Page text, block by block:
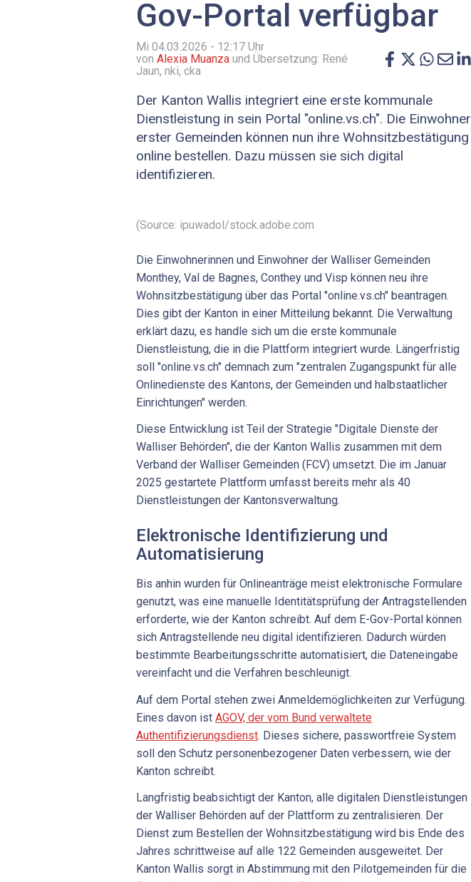
Gov-Portal verfügbar
Mi 04.03.2026 - 12:17 Uhr
von Alexia Muanza und Übersetzung: René
Jaun, nki, cka
Der Kanton Wallis integriert eine erste kommunale
Dienstleistung in sein Portal "online.vs.ch". Die Einwohner
erster Gemeinden können nun ihre Wohnsitzbestätigung
online bestellen. Dazu müssen sie sich digital
identifizieren.
(Source: ipuwadol/stock.adobe.com
Die Einwohnerinnen und Einwohner der Walliser Gemeinden
Monthey, Val de Bagnes, Conthey und Visp können neu ihre
Wohnsitzbestätigung über das Portal "online.vs.ch" beantragen.
Dies gibt der Kanton in einer Mitteilung bekannt. Die Verwaltung
erklärt dazu, es handle sich um die erste kommunale
Dienstleistung, die in die Plattform integriert wurde. Längerfristig
soll "online.vs.ch" demnach zum "zentralen Zugangspunkt für alle
Onlinedienste des Kantons, der Gemeinden und halbstaatlicher
Einrichtungen" werden.
Diese Entwicklung ist Teil der Strategie "Digitale Dienste der
Walliser Behörden", die der Kanton Wallis zusammen mit dem
Verband der Walliser Gemeinden (FCV) umsetzt. Die im Januar
2025 gestartete Plattform umfasst bereits mehr als 40
Dienstleistungen der Kantonsverwaltung.
Elektronische Identifizierung und
Automatisierung
Bis anhin wurden für Onlineanträge meist elektronische Formulare
genutzt, was eine manuelle Identitätsprüfung der Antragstellenden
erforderte, wie der Kanton schreibt. Auf dem E-Gov-Portal können
sich Antragstellende neu digital identifizieren. Dadurch würden
bestimmte Bearbeitungsschritte automatisiert, die Dateneingabe
vereinfacht und die Verfahren beschleunigt.
Auf dem Portal stehen zwei Anmeldemöglichkeiten zur Verfügung.
Eines davon ist AGOV, der vom Bund verwaltete
Authentifizierungsdienst. Dieses sichere, passwortfreie System
soll den Schutz personenbezogener Daten verbessern, wie der
Kanton schreibt.
Langfristig beabsichtigt der Kanton, alle digitalen Dienstleistungen
der Walliser Behörden auf der Plattform zu zentralisieren. Der
Dienst zum Bestellen der Wohnsitzbestätigung wird bis Ende des
Jahres schrittweise auf alle 122 Gemeinden ausgeweitet. Der
Kanton Wallis sorgt in Abstimmung mit den Pilotgemeinden für die